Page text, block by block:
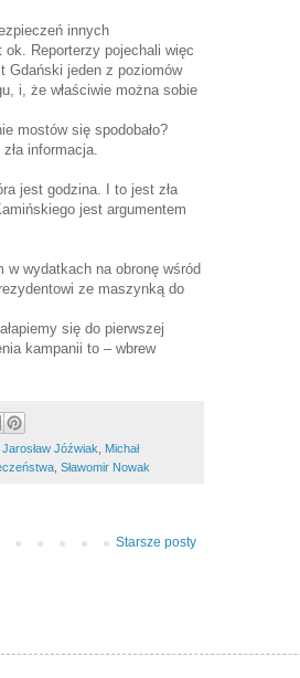
innych
Reporterzy pojechali więc
Gdański jeden z poziomów
i, że właściwie można sobie
mostów się spodobało?
informacja.
jest godzina. I to jest zła
jest argumentem
w wydatkach na obronę wśród
ze maszynką do
się do pierwszej
kampanii to – wbrew
Jarosław Jóźwiak
Michał
Sławomir Nowak
Starsze posty